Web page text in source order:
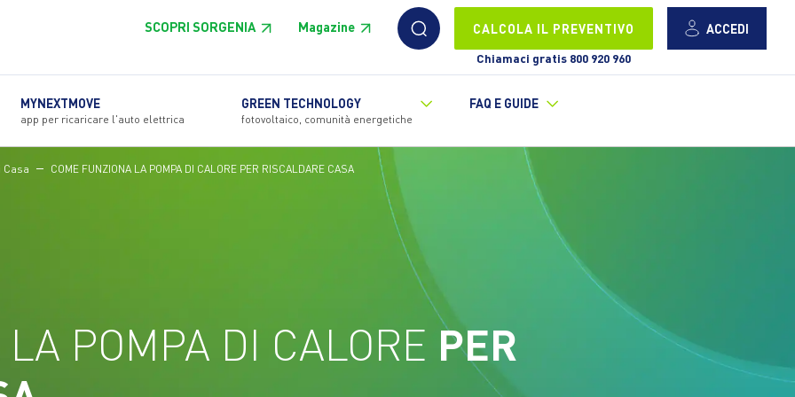
SCOPRI SORGENIA Magazine CALCOLA IL PREVENTIVO
Chiamaci gratis 800 920 960
ACCEDI
MYNEXTMOVE
app per ricaricare l'auto elettrica
GREEN TECHNOLOGY
fotovoltaico, comunità energetiche
FAQ E GUIDE
Casa COME FUNZIONA LA POMPA DI CALORE PER RISCALDARE CASA
POMPA DI CALORE PER